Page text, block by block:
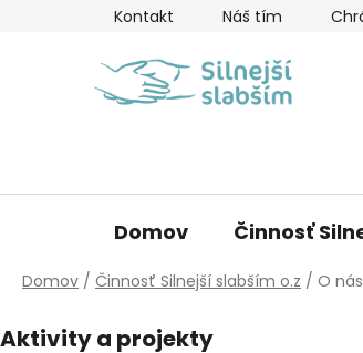
Kontakt Náš tím
Domov Činnosť
Domov / Činnosť Silnejší slabším o.z / O nás
o
Aktivity a projekty